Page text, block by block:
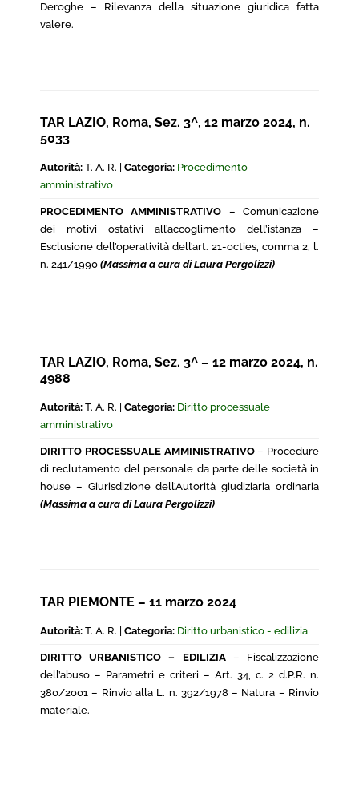
Deroghe – Rilevanza della situazione giuridica fatta
valere.
TAR LAZIO, Roma, Sez. 3^, 12 marzo 2024, n.
5033
Autorità: T. A. R. | Categoria: Procedimento
amministrativo
PROCEDIMENTO AMMINISTRATIVO – Comunicazione
dei motivi ostativi all’accoglimento dell’istanza –
Esclusione dell’operatività dell’art. 21-octies, comma 2, l.
n. 241/1990 (Massima a cura di Laura Pergolizzi)
TAR LAZIO, Roma, Sez. 3^ – 12 marzo 2024, n.
4988
Autorità: T. A. R. | Categoria: Diritto processuale
amministrativo
DIRITTO PROCESSUALE AMMINISTRATIVO– Procedure
di reclutamento del personale da parte delle società in
house – Giurisdizione dell’Autorità giudiziaria ordinaria
(Massima a cura di Laura Pergolizzi)
TAR PIEMONTE – 11 marzo 2024
Autorità: T. A. R. | Categoria: Diritto urbanistico - edilizia
DIRITTO URBANISTICO – EDILIZIA– Fiscalizzazione
dell’abuso – Parametri e criteri – Art. 34, c. 2 d.P.R. n.
380/2001 – Rinvio alla L. n. 392/1978 – Natura – Rinvio
materiale.